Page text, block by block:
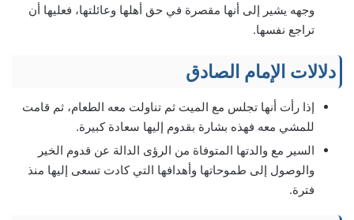
وجهه يشير إلى أنها مقصرة في حق أهلها وعائلتها، فعليها أن
تراجع نفسها.
دلالات الإمام الصادق
إذا رأت أنها تجلس مع الميت ثم تناولت معه الطعام، ثم قامت
للمشي معه فهذه بشارة بقدوم إليها سعادة كبيرة.
السير مع والدتها المتوفاة من الرؤى الدالة عن قدوم الخير
والوصول إلى طموحاتها وأهدافها التي كادت تسعى إليها منذ
فترة.